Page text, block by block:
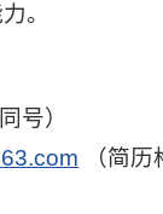
。
号）
（简历